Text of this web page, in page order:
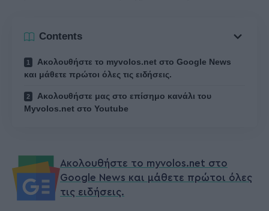
Contents
Ακολουθήστε το myvolos.net στο Google News
και μάθετε πρώτοι όλες τις ειδήσεις.
Ακολουθήστε μας στο επίσημο κανάλι του
Myvolos.net στο Youtube
Ακολουθήστε το myvolos.net στο
Google News και μάθετε πρώτοι όλες
τις ειδήσεις.